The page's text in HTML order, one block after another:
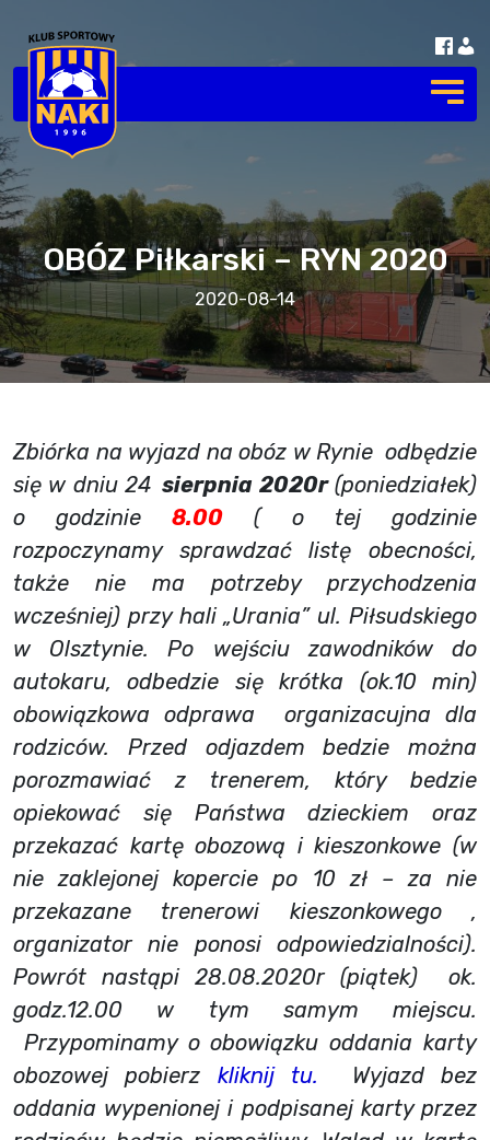
OBÓZ Piłkarski – RYN 2020
2020-08-14
Zbiórka na wyjazd na obóz w Rynie odbędzie
się w dniu 24sierpnia 2020r(poniedziałek)
o godzinie8.00 ( o tej godzinie
rozpoczynamy sprawdzać listę obecności,
także nie ma potrzeby przychodzenia
wcześniej) przy hali „Urania” ul. Piłsudskiego
w Olsztynie. Po wejściu zawodników do
autokaru, odbedzie się krótka (ok.10 min)
obowiązkowa odprawa organizacujna dla
rodziców. Przed odjazdem bedzie można
porozmawiać z trenerem, który bedzie
opiekować się Państwa dzieckiem oraz
przekazać kartę obozową i kieszonkowe (w
nie zaklejonej kopercie po 10 zł – za nie
przekazane trenerowi kieszonkowego ,
organizator nie ponosi odpowiedzialności).
Powrót nastąpi 28.08.2020r (piątek) ok.
godz.12.00 w tym samym miejscu.
Przypominamy o obowiązku oddania karty
obozowej pobierz kliknij tu. Wyjazd bez
oddania wypenionej i podpisanej karty przez